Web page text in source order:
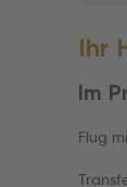
Ihr
Im
Flug